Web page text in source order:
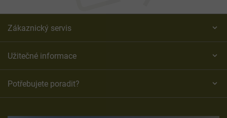
Zákaznický servis
Užitečné informace
Potřebujete poradit?